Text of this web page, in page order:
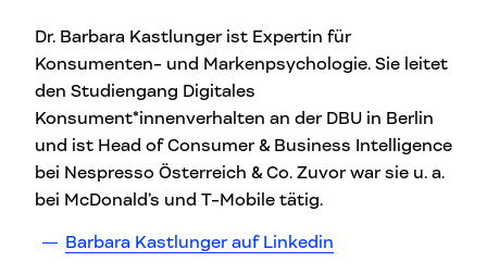
Dr. Barbara Kastlunger ist Expertin für
Konsumenten- und Markenpsychologie. Sie leitet
den Studiengang Digitales
Konsument*innenverhalten an der DBU in Berlin
und ist Head of Consumer & Business Intelligence
bei Nespresso Österreich & Co. Zuvor war sie u. a.
bei McDonald’s und T-Mobile tätig.
Barbara Kastlunger auf Linkedin